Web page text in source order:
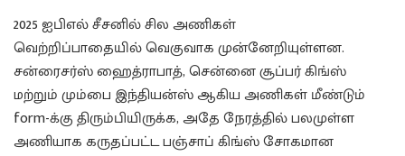
2025 ஐபிஎல் சீசனில் சில அணிகள்
வெற்றிப்பாதையில் வெகுவாக முன்னேறியுள்ளன.
சன்ரைசர்ஸ் ஹைத்ராபாத், சென்னை சூப்பர் கிங்ஸ்
மற்றும் மும்பை இந்தியன்ஸ் ஆகிய அணிகள் மீண்டும்
form-க்கு திரும்பியிருக்க, அதே நேரத்தில் பலமுள்ள
அணியாக கருதப்பட்ட பஞ்சாப் கிங்ஸ் சோகமான